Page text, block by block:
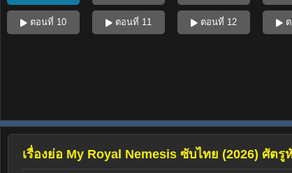
ตอนที่ 10 ตอนที่ 11 ตอนที่ 12
เรื่องย่อ My Royal Nemesis ซับไทย (2026) ศัตรู